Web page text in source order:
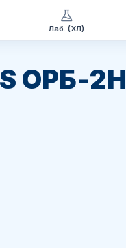
ОРБ-2Н
Лаб. (ХЛ)